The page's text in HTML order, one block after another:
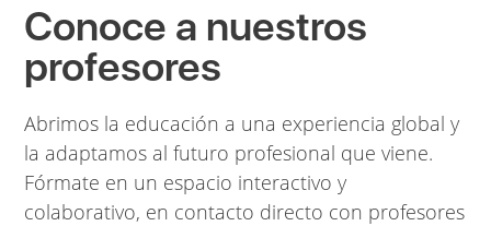
Conoce a nuestros
profesores
Abrimos la educación a una experiencia global y
la adaptamos al futuro profesional que viene.
Fórmate en un espacio interactivo y
colaborativo, en contacto directo con profesores